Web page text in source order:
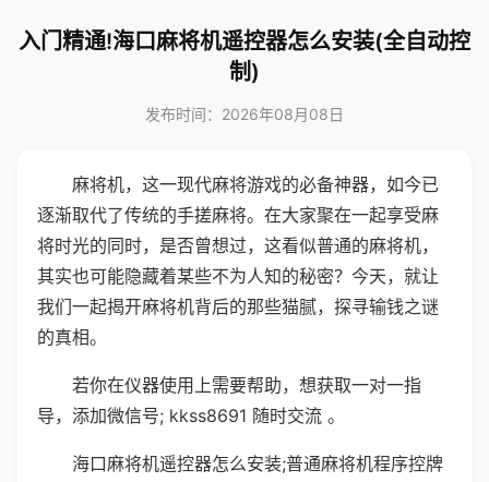
入门精通!海口麻将机遥控器怎么安装(全自动控
制)
发布时间：2026年08月08日
麻将机，这一现代麻将游戏的必备神器，如今已
逐渐取代了传统的手搓麻将。在大家聚在一起享受麻
将时光的同时，是否曾想过，这看似普通的麻将机，
其实也可能隐藏着某些不为人知的秘密？今天，就让
我们一起揭开麻将机背后的那些猫腻，探寻输钱之谜
的真相。
若你在仪器使用上需要帮助，想获取一对一指
导，添加微信号; kkss8691 随时交流 。
海口麻将机遥控器怎么安装;普通麻将机程序控牌